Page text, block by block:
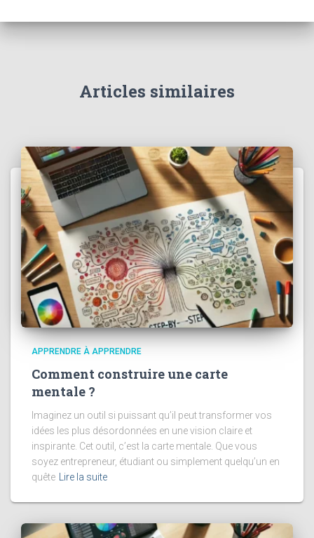
Articles similaires
APPRENDRE À APPRENDRE
Comment construire une carte
mentale ?
Imaginez un outil si puissant qu’il peut transformer vos
idées les plus désordonnées en une vision claire et
inspirante. Cet outil, c’est la carte mentale. Que vous
soyez entrepreneur, étudiant ou simplement quelqu’un en
quête Lire la suite